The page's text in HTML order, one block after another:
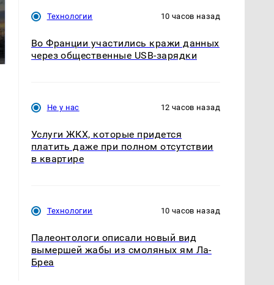
ажиотаж из-за этого
продукта: что купить?
СМИ: В Химках на
машину напали и
подожгли.
Технологии 10 часов назад
Во Франции участились кражи данных
через общественные USB-зарядки
Не у нас 12 часов назад
Услуги ЖКХ, которые придется
платить даже при полном отсутствии
в квартире
Технологии 10 часов назад
Палеонтологи описали новый вид
вымершей жабы из смоляных ям Ла-
Бреа